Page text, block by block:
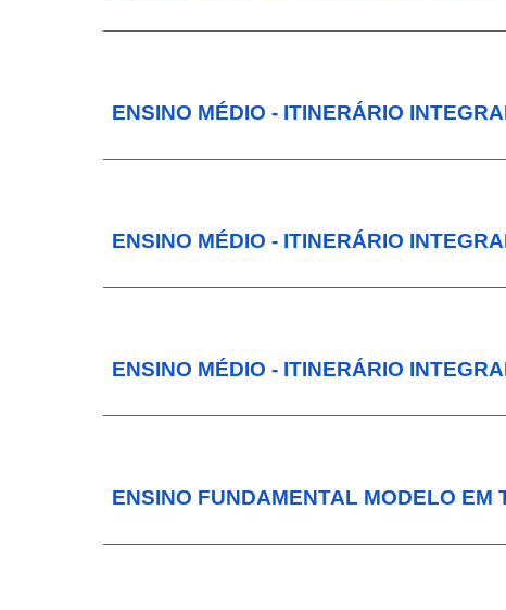
ENSINO MÉDIO - ITINERÁRIO
ENSINO MÉDIO - ITINERÁRIO
ENSINO MÉDIO - ITINERÁRIO
ENSINO FUNDAMENTAL MODELO EM